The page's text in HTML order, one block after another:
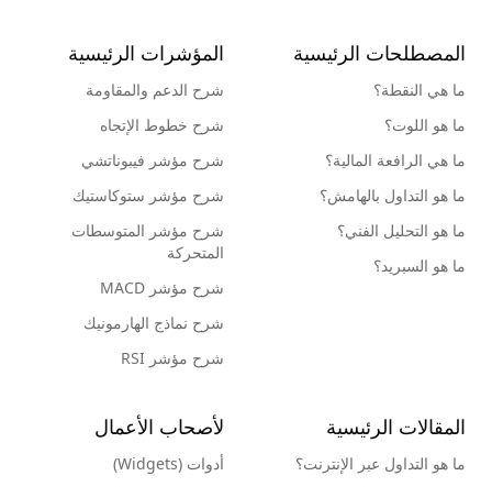
المصطلحات الرئيسية
ما هي النقطة؟
ما هو اللوت؟
ما هي الرافعة المالية؟
ما هو التداول بالهامش؟
ما هو التحليل الفني؟
ما هو السبريد؟
المؤشرات الرئيسية
شرح الدعم والمقاومة
شرح خطوط الإتجاه
شرح مؤشر فيبوناتشي
شرح مؤشر ستوكاستيك
شرح مؤشر المتوسطات
المتحركة
شرح مؤشر MACD
شرح نماذج الهارمونيك
شرح مؤشر RSI
المقالات الرئيسية
ما هو التداول عبر الإنترنت؟
لأصحاب الأعمال
أدوات (Widgets)